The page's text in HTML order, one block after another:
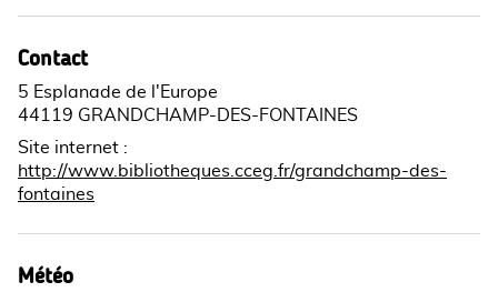
Contact
5 Esplanade de l'Europe
44119 GRANDCHAMP-DES-FONTAINES
Site internet :
http://www.bibliotheques.cceg.fr/grandchamp-des-
fontaines
Météo